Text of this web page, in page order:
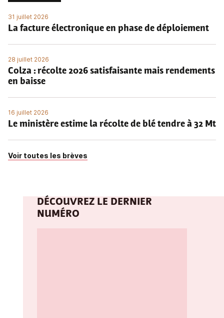
31 juillet 2026
La facture électronique en phase de déploiement
28 juillet 2026
Colza : récolte 2026 satisfaisante mais rendements
en baisse
16 juillet 2026
Le ministère estime la récolte de blé tendre à 32 Mt
Voir toutes les brèves
DÉCOUVREZ LE DERNIER
NUMÉRO